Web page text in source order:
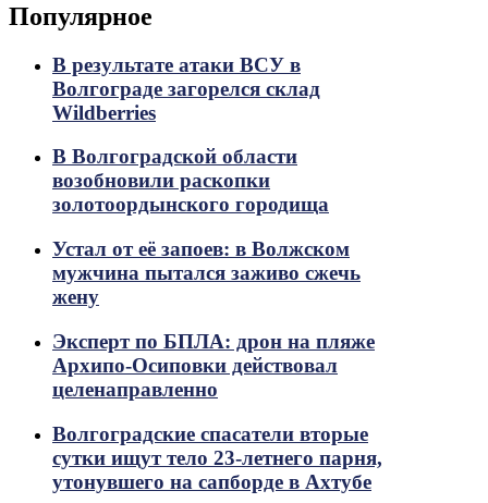
Популярное
В результате атаки ВСУ в
Волгограде загорелся склад
Wildberries
В Волгоградской области
возобновили раскопки
золотоордынского городища
Устал от её запоев: в Волжском
мужчина пытался заживо сжечь
жену
Эксперт по БПЛА: дрон на пляже
Архипо-Осиповки действовал
целенаправленно
Волгоградские спасатели вторые
сутки ищут тело 23-летнего парня,
утонувшего на сапборде в Ахтубе